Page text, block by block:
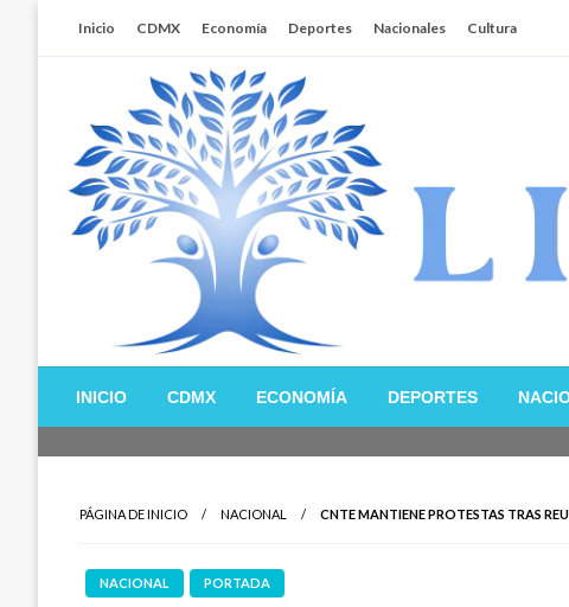
Inicio CDMX Economía Deportes Nacionales Cultura
Libertador MX
INICIO CDMX ECONOMÍA DEPORTES
PÁGINA DE INICIO NACIONAL CNTE MANTIENE PROTESTAS TRAS
NACIONAL PORTADA